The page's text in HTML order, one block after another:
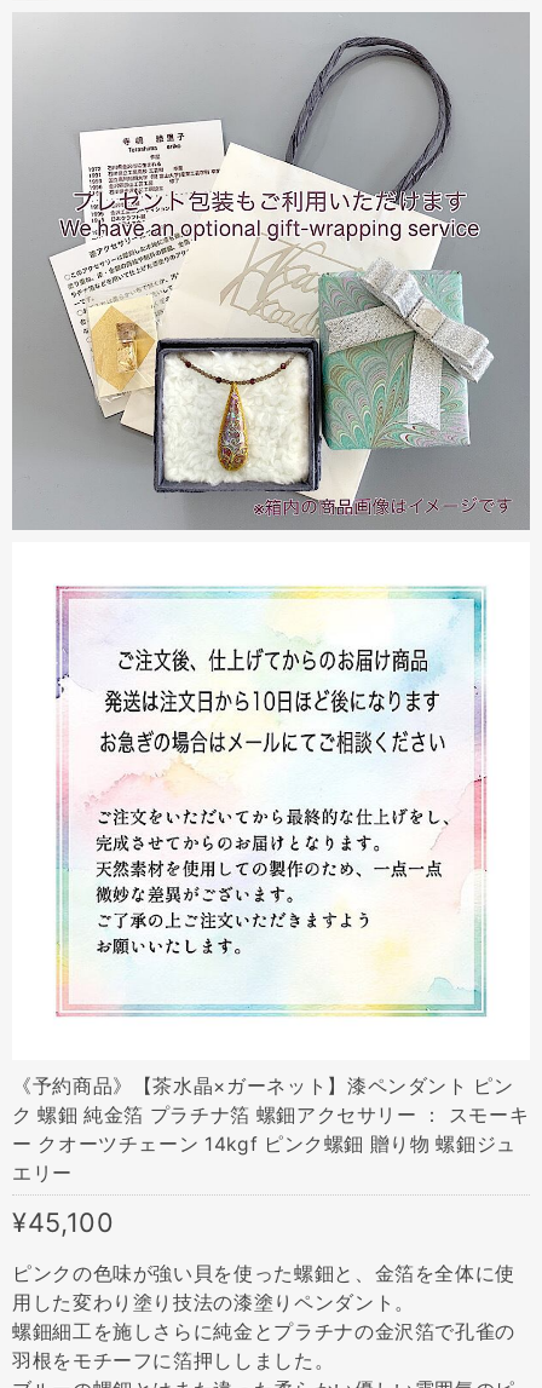
《予約商品》【茶水晶×ガーネット】漆ペンダント ピン
ク 螺鈿 純金箔 プラチナ箔 螺鈿アクセサリー ： スモーキ
ー クオーツチェーン 14kgf ピンク螺鈿 贈り物 螺鈿ジュ
エリー
¥45,100
ピンクの色味が強い貝を使った螺鈿と、金箔を全体に使
用した変わり塗り技法の漆塗りペンダント。
螺鈿細工を施しさらに純金とプラチナの金沢箔で孔雀の
羽根をモチーフに箔押ししました。